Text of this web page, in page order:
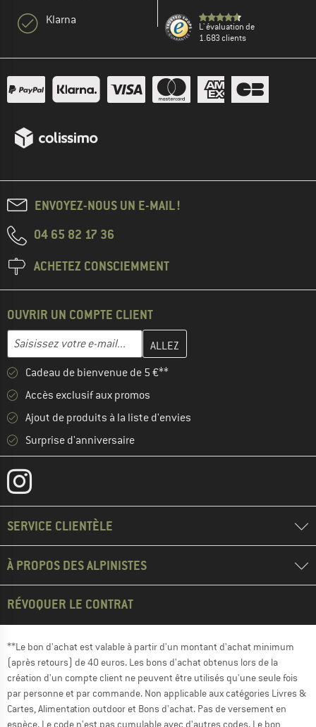
Klarna
L' évaluation de
1.683 clients
ENVOYEZ-NOUS UN E-MAIL !
04 65 82 17 36
ACHETEZ CONSCIEMMENT
OUVRIR UN COMPTE CLIENT
Adresse e-mail
Entrez votre adresse e-mail ici et créez votre compte client à la
Cadeau de bienvenue de 5 €**
Accès exclusif aux promos
Ajout de produits à la liste d'envies
Surprise d'anniversaire
SERVICE CLIENTÈLE
À PROPOS DES ALPINISTES
RÉVOQUER LE CONTRAT
**Le bon d'achat est valable à partir d'un montant d'achat minimum
(après retours) de 40 euros. Les bons d'achat obtenus lors de la
création d'un compte client ne peuvent être utilisés qu'une seule fois
par personne et par commande. Non applicable aux catégories Livres &
Cartes, Alimentation outdoor et Bons d'achat. Pas de versement en
espèce. Le code n'est pas cumulable avec d'autres codes. Le bon